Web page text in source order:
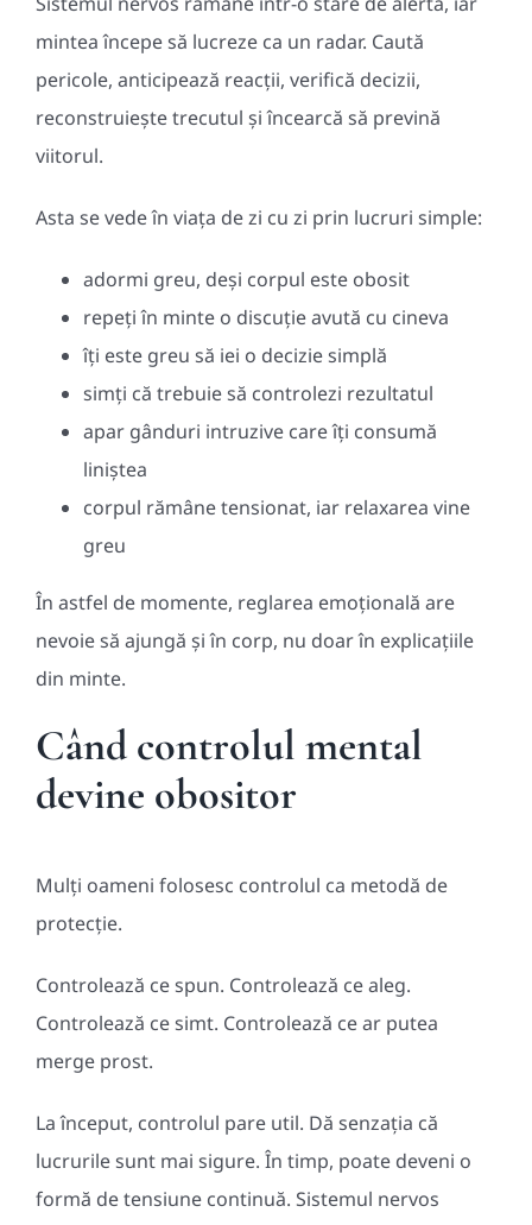
mintea începe să lucreze ca un radar. Caută
pericole, anticipează reacții, verifică decizii,
reconstruiește trecutul și încearcă să prevină
viitorul.
Asta se vede în viața de zi cu zi prin lucruri simple:
adormi greu, deși corpul este obosit
repeți în minte o discuție avută cu cineva
îți este greu să iei o decizie simplă
simți că trebuie să controlezi rezultatul
apar gânduri intruzive care îți consumă
liniștea
corpul rămâne tensionat, iar relaxarea vine
greu
În astfel de momente, reglarea emoțională are
nevoie să ajungă și în corp, nu doar în explicațiile
din minte.
Când controlul mental
devine obositor
Mulți oameni folosesc controlul ca metodă de
protecție.
Controlează ce spun. Controlează ce aleg.
Controlează ce simt. Controlează ce ar putea
merge prost.
La început, controlul pare util. Dă senzația că
lucrurile sunt mai sigure. În timp, poate deveni o
formă de tensiune continuă. Sistemul nervos